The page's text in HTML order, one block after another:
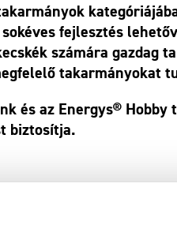
fejlesztés
számára gazdag
takarmányokat
és az Energys®
biztosítja.